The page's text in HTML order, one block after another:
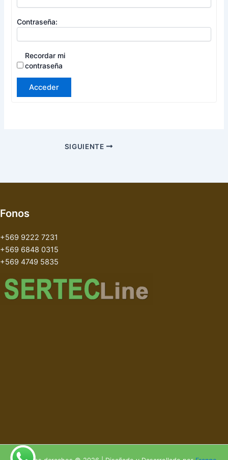
Contraseña:
Recordar mi
contraseña
Acceder
SIGUIENTE
Fonos
+569 9222 7231
+569 6848 0315
+569 4749 5835